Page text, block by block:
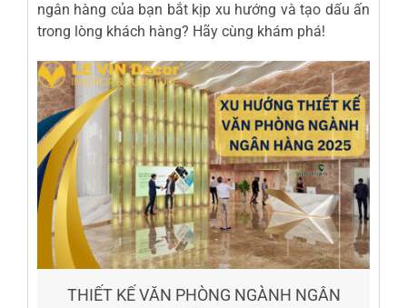
ngân hàng của bạn bắt kịp xu hướng và tạo dấu ấn
trong lòng khách hàng? Hãy cùng khám phá!
THIẾT KẾ VĂN PHÒNG NGÀNH NGÂN